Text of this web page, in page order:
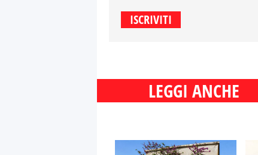
LEGGI ANCHE